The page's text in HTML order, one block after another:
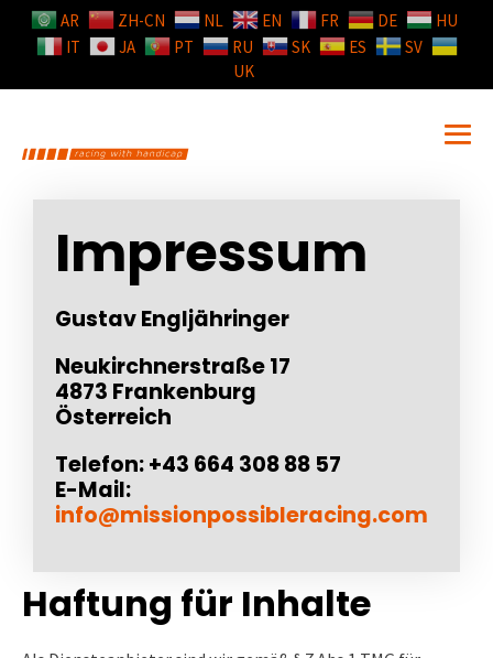
AR ZH-CN NL EN FR DE
HU
IT
JA PT RU SK ES
SV
UK
Impressum
Gustav Engljähringer
Neukirchnerstraße 17
4873 Frankenburg
Österreich
Telefon: +43 664 308 88 57
E-Mail:
info@missionpossibleracing.com
Haftung für Inhalte